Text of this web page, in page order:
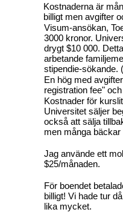
Kostnaderna är
billigt men avgifter
Visum-ansökan,
3000 kronor.
drygt $10 000.
arbetande
stipendie-sökande.
En hög med
registration fee"
Kostnader för
Universitet säljer
också att sälja
men många
Jag använde ett
$25/månaden.
För boendet
billigt! Vi hade tur
lika mycket.